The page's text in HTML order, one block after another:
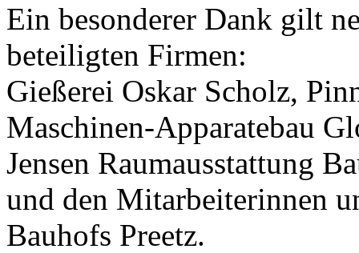
Ein besonderer Dank gilt
beteiligten Firmen:
Gießerei Oskar Scholz,
Maschinen-Apparatebau
Jensen Raumausstattung
und den Mitarbeiterinnen
Bauhofs Preetz.